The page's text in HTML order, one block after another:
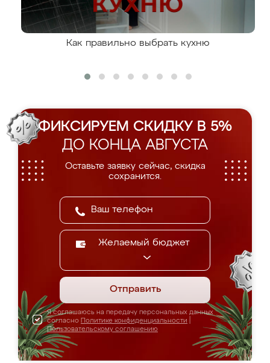
Как правильно выбрать кухню
ФИКСИРУЕМ СКИДКУ В 5%
ДО КОНЦА АВГУСТА
Оставьте заявку сейчас, скидка
сохранится.
Желаемый бюджет
Отправить
Я соглашаюсь на передачу персональных данных
согласно Политике конфиденциальности
Пользовательскому соглашению